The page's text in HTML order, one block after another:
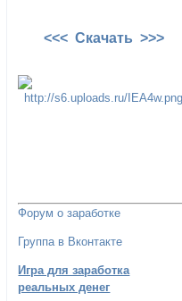
<<< Скачать >>>
Форум о заработке
Группа в Вконтакте
Игра для заработка
реальных денег